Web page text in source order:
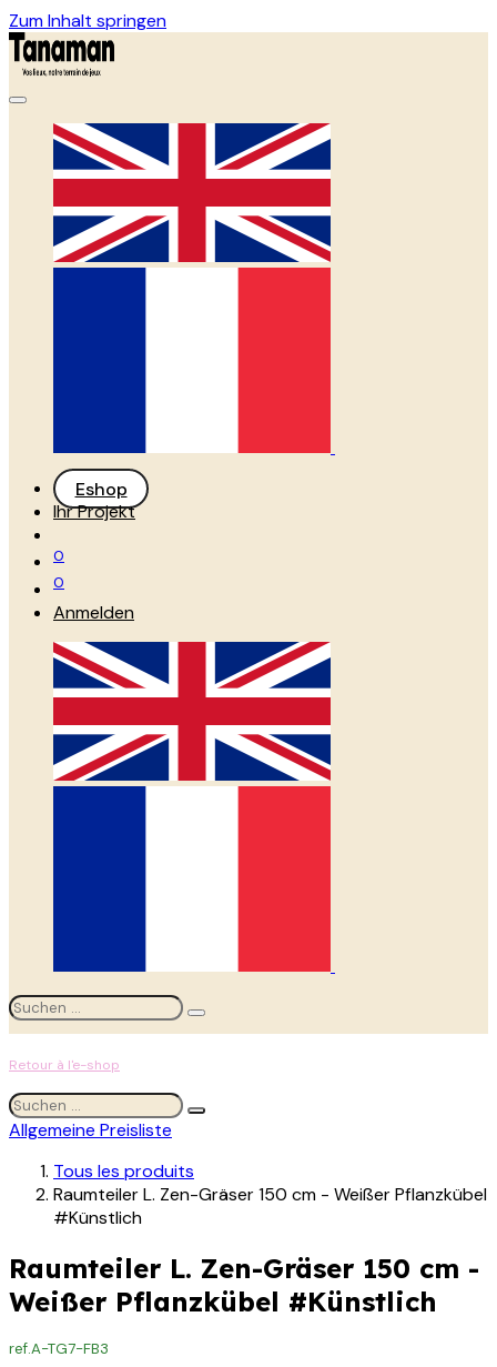
Zum Inhalt springen
Eshop
Ihr Projekt
0
0
Anmelden
Retour à l'e-shop
Allgemeine Preisliste
Tous les produits
Raumteiler L. Zen-Gräser 150 cm - Weißer Pflanzkübel
#Künstlich
Raumteiler L. Zen-Gräser 150 cm -
Weißer Pflanzkübel #Künstlich
ref.A-TG7-FB3